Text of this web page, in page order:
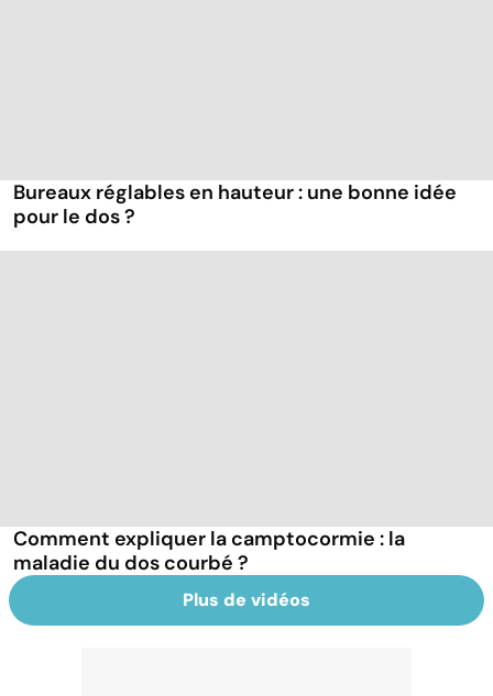
Bureaux réglables en hauteur : une bonne idée
pour le dos ?
Comment expliquer la camptocormie : la
maladie du dos courbé ?
Plus de vidéos